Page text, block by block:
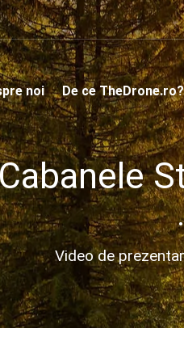
noi De ce TheDrone.ro?
•
Video de